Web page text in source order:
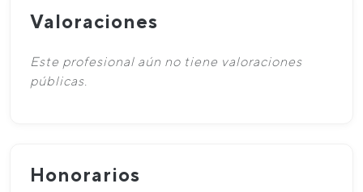
Valoraciones
Este profesional aún no tiene valoraciones
públicas.
Honorarios